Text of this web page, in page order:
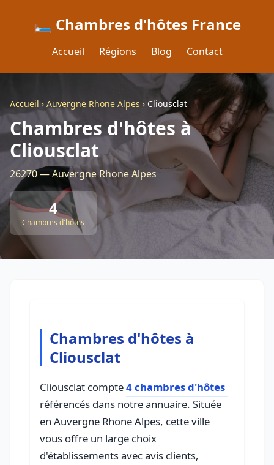
🛏️ Chambres d'hôtes France
Accueil Régions Blog Contact
Accueil › Auvergne Rhone Alpes › Cliousclat
Chambres d'hôtes à
Cliousclat
26270 — Auvergne Rhone Alpes
4
Chambres d'hôtes
Chambres d'hôtes à
Cliousclat
Cliousclat compte4 chambres d'hôtes
référencés dans notre annuaire. Située
en Auvergne Rhone Alpes, cette ville
vous offre un large choix
d'établissements avec avis clients,